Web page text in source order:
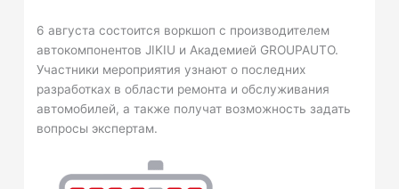
6 августа состоится воркшоп с производителем
автокомпонентов JIKIU и Академией GROUPAUTO.
Участники мероприятия узнают о последних
разработках в области ремонта и обслуживания
автомобилей, а также получат возможность задать
вопросы экспертам.